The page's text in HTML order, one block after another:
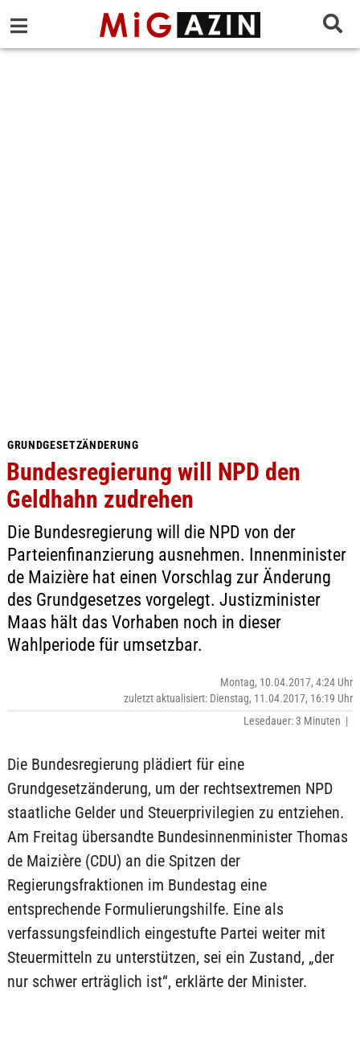
GRUNDGESETZÄNDERUNG
Bundesregierung will NPD den
Geldhahn zudrehen
Die Bundesregierung will die NPD von der
Parteienfinanzierung ausnehmen. Innenminister
de Maizière hat einen Vorschlag zur Änderung
des Grundgesetzes vorgelegt. Justizminister
Maas hält das Vorhaben noch in dieser
Wahlperiode für umsetzbar.
Montag, 10.04.2017, 4:24 Uhr
zuletzt aktualisiert: Dienstag, 11.04.2017, 16:19 Uhr
Lesedauer: 3 Minuten |
Die Bundesregierung plädiert für eine
Grundgesetzänderung, um der rechtsextremen NPD
staatliche Gelder und Steuerprivilegien zu entziehen.
Am Freitag übersandte Bundesinnenminister Thomas
de Maizière (CDU) an die Spitzen der
Regierungsfraktionen im Bundestag eine
entsprechende Formulierungshilfe. Eine als
verfassungsfeindlich eingestufte Partei weiter mit
Steuermitteln zu unterstützen, sei ein Zustand, „der
nur schwer erträglich ist“, erklärte der Minister.